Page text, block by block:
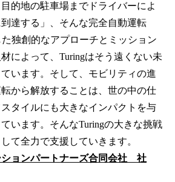
的地の駐車場までドライバーによ
達する」、そんな完全自動運転
独創的なアプローチとミッション
によって、Turingはそう遠くない未
います。そして、モビリティの進
から解放することは、世の中の仕
タイルにも大きなインパクトを与
います。そんなTuringの大きな挑戦
て全力で支援していきます。
ションパートナーズ合同会社 社